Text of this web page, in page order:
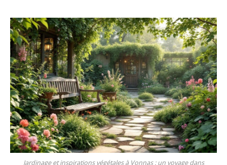
Jardinage et inspirations végétales à Vonnas : un voyage dans